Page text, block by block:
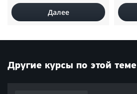
Далее
Другие курсы по этой теме